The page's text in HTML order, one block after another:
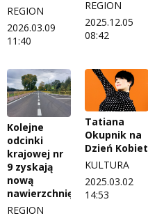
REGION
2026.03.09
11:40
REGION
2025.12.05
08:42
Kolejne
odcinki
krajowej nr
9 zyskają
nową
nawierzchnię
REGION
Tatiana
Okupnik na
Dzień Kobiet
KULTURA
2025.03.02
14:53